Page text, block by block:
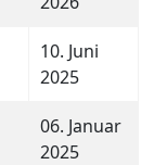
10. Juni
2025
06. Januar
2025